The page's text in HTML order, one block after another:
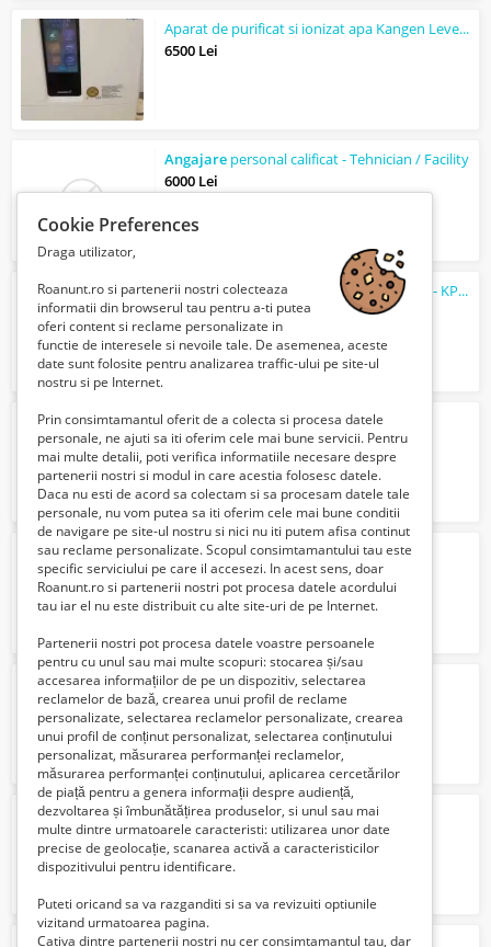
Aparat de purificat si ionizat apa Kangen Leveluk K8- Utilizat, Functional.
6500 Lei
Angajare personal calificat - Tehnician / Facility
6000 Lei
Curs online Managementul performanței - KPI indicatori cheie de performanță
620 Lei
fabrica de mezeluri germania
2000 Euro €
fabrica de televizoare
1800 Euro €
depozit sortat struguri austria
1800 Euro €
oferte de munca germania
Gratuit
Cookie Preferences
Draga utilizator,
Roanunt.ro si partenerii nostri colecteaza
informatii din browserul tau pentru a-ti putea
oferi content si reclame personalizate in
functie de interesele si nevoile tale. De asemenea, aceste
date sunt folosite pentru analizarea traffic-ului pe site-ul
nostru si pe Internet.
Prin consimtamantul oferit de a colecta si procesa datele
personale, ne ajuti sa iti oferim cele mai bune servicii. Pentru
mai multe detalii, poti verifica informatiile necesare despre
partenerii nostri si modul in care acestia folosesc datele.
Daca nu esti de acord sa colectam si sa procesam datele tale
personale, nu vom putea sa iti oferim cele mai bune conditii
de navigare pe site-ul nostru si nici nu iti putem afisa continut
sau reclame personalizate. Scopul consimtamantului tau este
specific serviciului pe care il accesezi. In acest sens, doar
Roanunt.ro si partenerii nostri pot procesa datele acordului
tau iar el nu este distribuit cu alte site-uri de pe Internet.
Partenerii nostri pot procesa datele voastre persoanele
pentru cu unul sau mai multe scopuri: stocarea și/sau
accesarea informațiilor de pe un dispozitiv, selectarea
reclamelor de bază, crearea unui profil de reclame
personalizate, selectarea reclamelor personalizate, crearea
unui profil de conținut personalizat, selectarea conținutului
personalizat, măsurarea performanței reclamelor,
măsurarea performanței conținutului, aplicarea cercetărilor
de piață pentru a genera informații despre audiență,
dezvoltarea și îmbunătățirea produselor, si unul sau mai
multe dintre urmatoarele caracteristi: utilizarea unor date
precise de geolocație, scanarea activă a caracteristicilor
dispozitivului pentru identificare.
Puteti oricand sa va razganditi si sa va revizuiti optiunile
vizitand urmatoarea pagina.
Cativa dintre partenerii nostri nu cer consimtamantul tau, dar